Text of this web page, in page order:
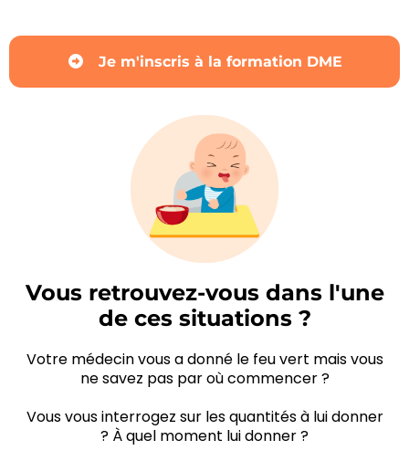
Je m'inscris à la formation DME
Vous retrouvez-vous dans l'une
de ces situations ?
Votre médecin vous a donné le feu vert mais vous
ne savez pas par où commencer ?
Vous vous interrogez sur les quantités à lui donner
? À quel moment lui donner ?